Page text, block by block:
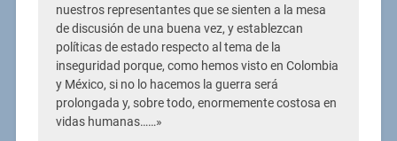
nuestros representantes que se sienten a la mesa
de discusión de una buena vez, y establezcan
políticas de estado respecto al tema de la
inseguridad porque, como hemos visto en Colombia
y México, si no lo hacemos la guerra será
prolongada y, sobre todo, enormemente costosa en
vidas humanas……»